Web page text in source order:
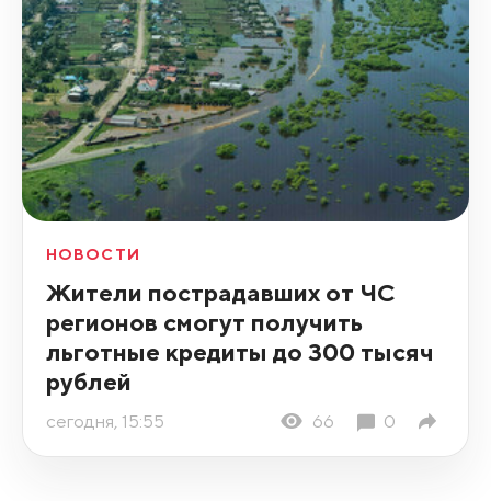
НОВОСТИ
Жители пострадавших от ЧС
регионов смогут получить
льготные кредиты до 300 тысяч
рублей
сегодня, 15:55 66 0